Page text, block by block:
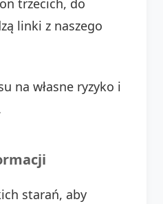
trzecich, do
linki z naszego
na własne ryzyko i
starań, aby